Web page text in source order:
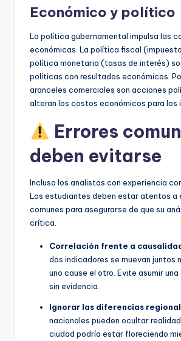
Económico y político
La política gubernamental impulsa las
económicas. La política fiscal
política monetaria (tasas de interés)
políticas con resultados económicos.
aranceles comerciales son acciones
alteran los costos económicos para los
Errores
deben evitarse
Incluso los analistas con experiencia
Los estudiantes deben estar atentos a
comunes para asegurarse de que su
crítica.
Correlación frente a
dos indicadores se muevan juntos
uno cause el otro. Evite asumir
sin evidencia.
Ignorar las diferencias
nacionales pueden ocultar
ciudad podría estar floreciendo